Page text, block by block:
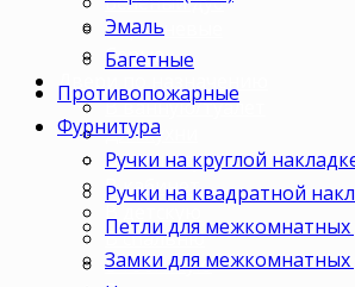
Коричневые
Серые
Двери по назначению
В ванную/туалет
Для кухни
В комнату
В кабинет
В детскую
В спальню
В гостиную
Эмаль
Багетные
Противопожарные
Фурнитура
Ручки на круглой
Ручки на квадратной
Петли для межкомнатных
Замки для межкомнатных